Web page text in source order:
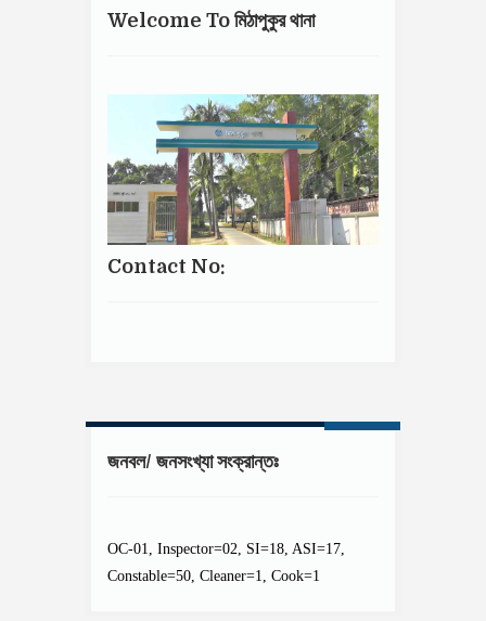
Welcome To মিঠাপুকুর থানা
Contact No:
জনবল/ জনসংখ্যা সংক্রান্তঃ
OC-01, Inspector=02, SI=18, ASI=17,
Constable=50, Cleaner=1, Cook=1